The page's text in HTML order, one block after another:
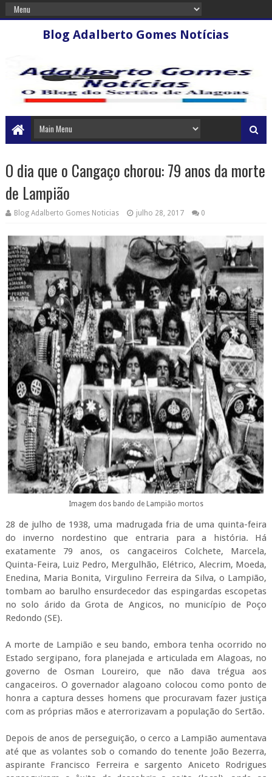
Blog Adalberto Gomes Notícias
O dia que o Cangaço chorou: 79 anos da morte
de Lampião
Blog Adalberto Gomes Noticias julho 28, 2017 0
Imagem dos bando de Lampião mortos
28 de julho de 1938, uma madrugada fria de uma quinta-feira
do inverno nordestino que entraria para a história. Há
exatamente 79 anos, os cangaceiros Colchete, Marcela,
Quinta-Feira, Luiz Pedro, Mergulhão, Elétrico, Alecrim, Moeda,
Enedina, Maria Bonita, Virgulino Ferreira da Silva, o Lampião,
tombam ao barulho ensurdecedor das espingardas escopetas
no solo árido da Grota de Angicos, no município de Poço
Redondo (SE).
A morte de Lampião e seu bando, embora tenha ocorrido no
Estado sergipano, fora planejada e articulada em Alagoas, no
governo de Osman Loureiro, que não dava trégua aos
cangaceiros. O governador alagoano colocou como ponto de
honra a captura desses homens que procuravam fazer justiça
com as próprias mãos e aterrorizavam a população do Sertão.
Depois de anos de perseguição, o cerco a Lampião aumentava
até que as volantes sob o comando do tenente João Bezerra,
aspirante Francisco Ferreira e sargento Aniceto Rodrigues